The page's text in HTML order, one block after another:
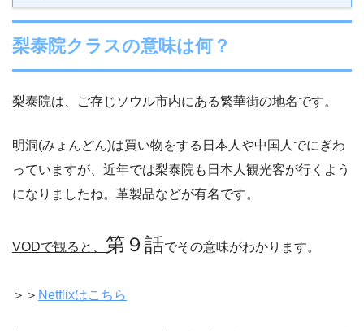
梨泰院クラスの意味は何？
梨泰院は、ご存じソウル市内にある繁華街の地名です。
明洞(みょんどん)は買い物をする日本人や中国人でにぎわ
っていますが、近年では梨泰院も日本人観光客が行くよう
になりましたね。革製品などが有名です。
VODで観ると、 第９話でその意味がわかります。
＞＞ Netflixはこちら